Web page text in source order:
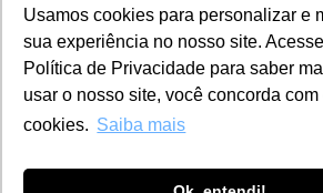
Usamos cookies para personalizar e
sua experiência no nosso site.
Política de Privacidade para saber
usar o nosso site, você concorda
cookies. Saiba mais
Estúdio de Conteúdos
MicroPower Classes
Consultoria